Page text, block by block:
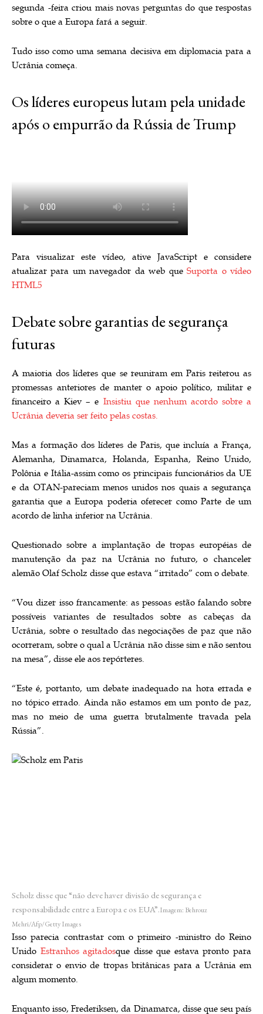
segunda -feira criou mais novas perguntas do que respostas
sobre o que a Europa fará a seguir.
Tudo isso como uma semana decisiva em diplomacia para a
Ucrânia começa.
Os líderes europeus lutam pela unidade
após o empurrão da Rússia de Trump
Para visualizar este vídeo, ative JavaScript e considere
atualizar para um navegador da web queSuporta o vídeo
HTML5
Debate sobre garantias de segurança
futuras
A maioria dos líderes que se reuniram em Paris reiterou as
promessas anteriores de manter o apoio político, militar e
financeiro a Kiev – e Insistiu que nenhum acordo sobre a
Ucrânia deveria ser feito pelas costas.
Mas a formação dos líderes de Paris, que incluía a França,
Alemanha, Dinamarca, Holanda, Espanha, Reino Unido,
Polônia e Itália-assim como os principais funcionários da UE
e da OTAN-pareciam menos unidos nos quais a segurança
garantia que a Europa poderia oferecer como Parte de um
acordo de linha inferior na Ucrânia.
Questionado sobre a implantação de tropas européias de
manutenção da paz na Ucrânia no futuro, o chanceler
alemão Olaf Scholz disse que estava “irritado” com o debate.
“Vou dizer isso francamente: as pessoas estão falando sobre
possíveis variantes de resultados sobre as cabeças da
Ucrânia, sobre o resultado das negociações de paz que não
ocorreram, sobre o qual a Ucrânia não disse sim e não sentou
na mesa”, disse ele aos repórteres.
“Este é, portanto, um debate inadequado na hora errada e
no tópico errado. Ainda não estamos em um ponto de paz,
mas no meio de uma guerra brutalmente travada pela
Rússia”.
Scholz disse que “não deve haver divisão de segurança e
responsabilidade entre a Europa e os EUA”.Imagem: Behrouz
Mehri/Afp/Getty Images
Isso parecia contrastar com o primeiro -ministro do Reino
Unido Estranhos agitadosque disse que estava pronto para
considerar o envio de tropas britânicas para a Ucrânia em
algum momento.
Enquanto isso, Frederiksen, da Dinamarca, disse que seu país